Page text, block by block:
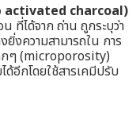
activated charcoal)
ที่ได้จาก ถ่าน ถูกระบุว่า
งความสามารถใน การ
กๆ (microporosity)
อีกโดยใช้สารเคมีปรับ